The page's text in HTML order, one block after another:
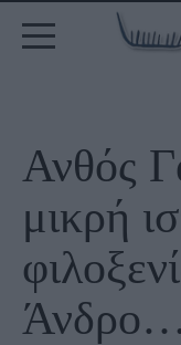
Ανθός
μικρή